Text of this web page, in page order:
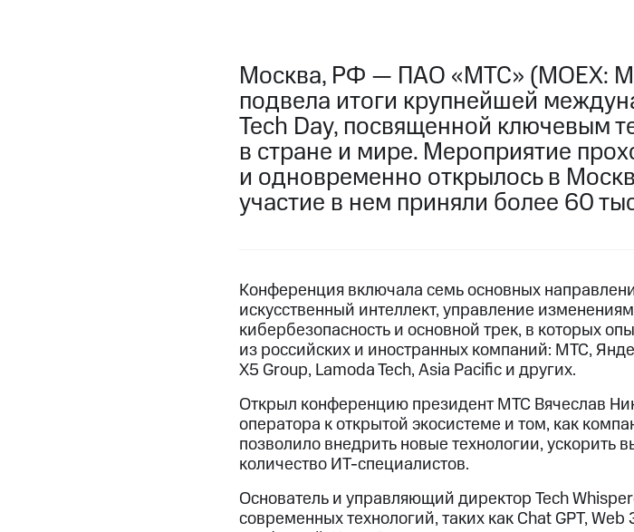
Москва, РФ — ПАО «МТС» (MOEX:
подвела итоги крупнейшей
Tech Day, посвященной ключевым
в стране и мире. Мероприятие
и одновременно открылось в
участие в нем приняли более 60
Конференция включала семь основных
искусственный интеллект, управление
кибербезопасность и основной трек, в которых
из российских и иностранных компаний: МТС,
X5 Group, Lamoda Tech, Asia Pacific и других.
Открыл конференцию президент МТС Вячеслав
оператора к открытой экосистеме и том, как
позволило внедрить новые технологии, ускорить
количество ИТ-специалистов.
Основатель и управляющий директор Tech
современных технологий, таких как Chat GPT,